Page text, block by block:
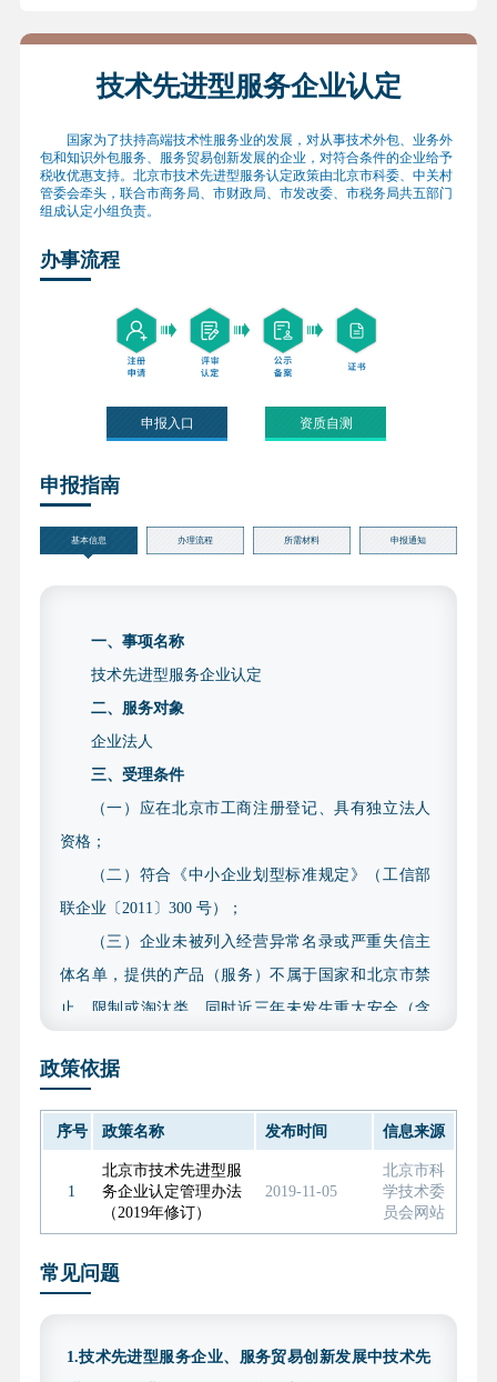
技术先进型服务企业认定
国家为了扶持高端技术性服务业的发展，对从事技术外包、业务外
包和知识外包服务、服务贸易创新发展的企业，对符合条件的企业给予
税收优惠支持。北京市技术先进型服务认定政策由北京市科委、中关村
管委会牵头，联合市商务局、市财政局、市发改委、市税务局共五部门
组成认定小组负责。
办事流程
申报入口 资质自测
申报指南
基本信息 办理流程 所需材料 申报通知
一、事项名称
技术先进型服务企业认定
二、服务对象
企业法人
三、受理条件
（一）应在北京市工商注册登记、具有独立法人
资格；
（二）符合《中小企业划型标准规定》（工信部
联企业〔2011〕300 号）；
（三）企业未被列入经营异常名录或严重失信主
体名单，提供的产品（服务）不属于国家和北京市禁
止、限制或淘汰类，同时近三年未发生重大安全（含
偷漏税等违法违规行为；
（四）满足所申报类型的企业评价及认定标准；
（五）2022 年、2023 年和 2024 年三个会计年度
的财务审计报告均应在财政部“注册会计师行业统一监
管平台”完成备案，审计报告应赋予验证码。
优质中小企业梯度培育管理实施细则（2025 年修订
政策依据
序号 政策名称 发布时间 信息来源
1
北京市技术先进型服
务企业认定管理办法
（2019年修订）
2019-11-05
北京市科
学技术委
员会网站
常见问题
1.技术先进型服务企业、服务贸易创新发展中技术先